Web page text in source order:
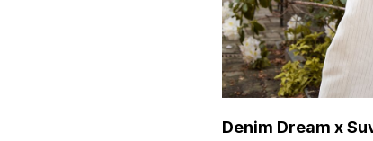
Denim Dream x